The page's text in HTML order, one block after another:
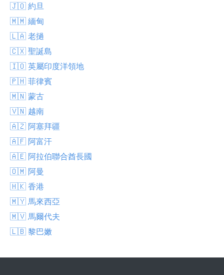
🇯🇴 約旦
🇲🇲 緬甸
🇱🇦 老撾
🇨🇽 聖誕島
🇮🇴 英屬印度洋領地
🇵🇭 菲律賓
🇲🇳 蒙古
🇻🇳 越南
🇦🇿 阿塞拜疆
🇦🇫 阿富汗
🇦🇪 阿拉伯聯合酋長國
🇴🇲 阿曼
🇭🇰 香港
🇲🇾 馬來西亞
🇲🇻 馬爾代夫
🇱🇧 黎巴嫩